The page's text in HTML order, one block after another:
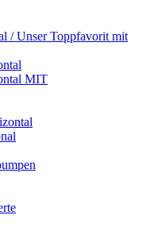
/ Unser Toppfavorit mit
MIT